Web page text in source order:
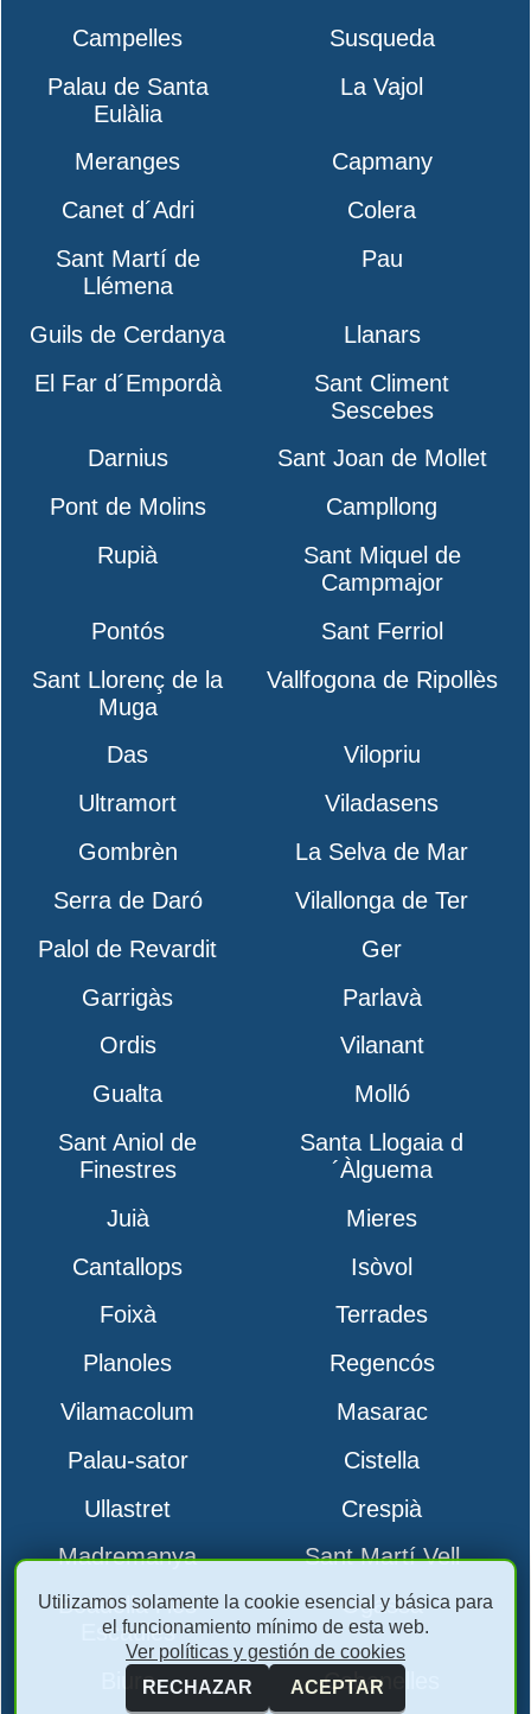
Campelles
Susqueda
Palau de Santa
Eulàlia
La Vajol
Meranges
Capmany
Canet d´Adri
Colera
Sant Martí de
Llémena
Pau
Guils de Cerdanya
Llanars
El Far d´Empordà
Sant Climent
Sescebes
Darnius
Sant Joan de Mollet
Pont de Molins
Campllong
Rupià
Sant Miquel de
Campmajor
Pontós
Sant Ferriol
Sant Llorenç de la
Muga
Vallfogona de Ripollès
Das
Vilopriu
Ultramort
Viladasens
Gombrèn
La Selva de Mar
Serra de Daró
Vilallonga de Ter
Palol de Revardit
Ger
Garrigàs
Parlavà
Ordis
Vilanant
Gualta
Molló
Sant Aniol de
Finestres
Santa Llogaia d
´Àlguema
Juià
Mieres
Cantallops
Isòvol
Foixà
Terrades
Planoles
Regencós
Vilamacolum
Masarac
Palau-sator
Cistella
Ullastret
Crespià
Madremanya
Sant Martí Vell
Boadella i les
Escaules
Ogassa
Biure Cabanelles
Utilizamos solamente la cookie esencial y básica para
el funcionamiento mínimo de esta web.
Ver políticas y gestión de cookies
RECHAZAR
ACEPTAR